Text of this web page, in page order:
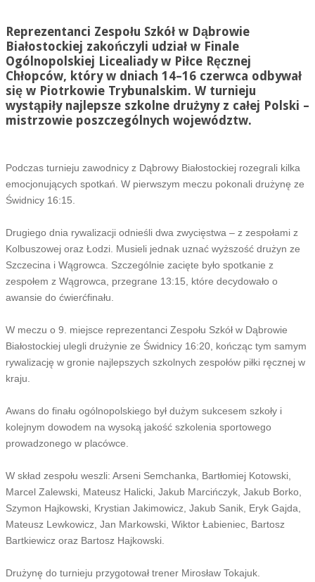
Reprezentanci Zespołu Szkół w Dąbrowie
Białostockiej zakończyli udział w Finale
Ogólnopolskiej Licealiady w Piłce Ręcznej
Chłopców, który w dniach 14–16 czerwca odbywał
się w Piotrkowie Trybunalskim. W turnieju
wystąpiły najlepsze szkolne drużyny z całej Polski –
mistrzowie poszczególnych województw.
Podczas turnieju zawodnicy z Dąbrowy Białostockiej rozegrali kilka
emocjonujących spotkań. W pierwszym meczu pokonali drużynę ze
Świdnicy 16:15.
Drugiego dnia rywalizacji odnieśli dwa zwycięstwa – z zespołami z
Kolbuszowej oraz Łodzi. Musieli jednak uznać wyższość drużyn ze
Szczecina i Wągrowca. Szczególnie zacięte było spotkanie z
zespołem z Wągrowca, przegrane 13:15, które decydowało o
awansie do ćwierćfinału.
W meczu o 9. miejsce reprezentanci Zespołu Szkół w Dąbrowie
Białostockiej ulegli drużynie ze Świdnicy 16:20, kończąc tym samym
rywalizację w gronie najlepszych szkolnych zespołów piłki ręcznej w
kraju.
Awans do finału ogólnopolskiego był dużym sukcesem szkoły i
kolejnym dowodem na wysoką jakość szkolenia sportowego
prowadzonego w placówce.
W skład zespołu weszli: Arseni Semchanka, Bartłomiej Kotowski,
Marcel Zalewski, Mateusz Halicki, Jakub Marcińczyk, Jakub Borko,
Szymon Hajkowski, Krystian Jakimowicz, Jakub Sanik, Eryk Gajda,
Mateusz Lewkowicz, Jan Markowski, Wiktor Łabieniec, Bartosz
Bartkiewicz oraz Bartosz Hajkowski.
Drużynę do turnieju przygotował trener Mirosław Tokajuk.